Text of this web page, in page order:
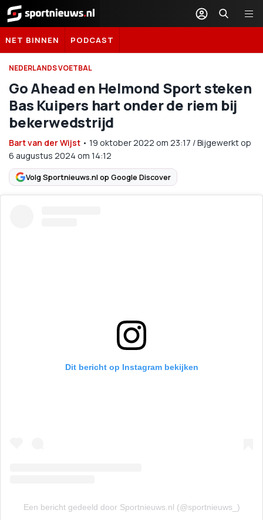
Sportnieuws.nl
NET BINNEN PODCAST
NEDERLANDS VOETBAL
Go Ahead en Helmond Sport steken
Bas Kuipers hart onder de riem bij
bekerwedstrijd
Bart van der Wijst • 19 oktober 2022 om 23:17 /Bijgewerkt op
6 augustus 2024 om 14:12
Volg Sportnieuws.nl op Google Discover
Dit bericht op Instagram bekijken
Een bericht gedeeld door Sportnieuws.nl (@sportnieuws_)